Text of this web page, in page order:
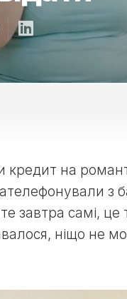
на
з
завтра самі,
ніщо не